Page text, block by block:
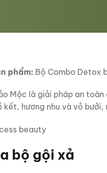
phẩm: Bộ Combo Detox
Mộc là giải pháp an
hương nhu và vỏ
beauty
bộ gội xả